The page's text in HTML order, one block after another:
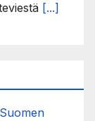
[...]